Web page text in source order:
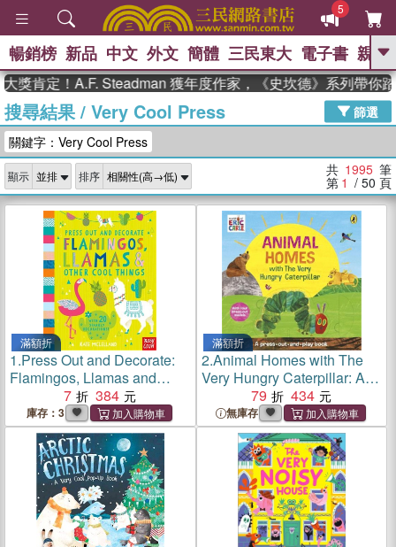
5
GO
熱搜： 東野圭吾 高希均教授回憶錄
、 The Odyssey 、 父親節 、 如果歷
獎 臺灣漫遊錄 、 方念華 、 台灣的李
登輝時代
數學女孩：黎曼猜想 、
偉大的迷走神經
暢銷榜 新品 中文 外文 簡體 三民東大 電子書 親子
！A.F. Steadman 獲年度作家，《史坎德》系列帶你踏上熱血
搜尋結果/ Very Cool Press
篩選
關鍵字：Very Cool Press
顯示 排序 共 1995 筆
第 1 / 50 頁
滿額折
1.Press Out and Decorate:
Flamingos, Llamas and
Other Cool Things
7 384
庫存：3
滿額折
2.Animal Homes with The
Very Hungry Caterpillar: A
Press-Out-and-Play Book
79 434
無庫存